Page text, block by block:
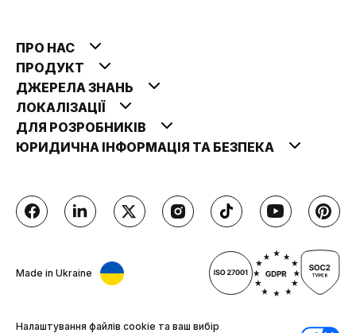
ПРО НАС
ПРОДУКТ
ДЖЕРЕЛА ЗНАНЬ
ЛОКАЛІЗАЦІЇ
ДЛЯ РОЗРОБНИКІВ
ЮРИДИЧНА ІНФОРМАЦІЯ ТА БЕЗПЕКА
Made in Ukraine
Налаштування файлів cookie та ваш вибір